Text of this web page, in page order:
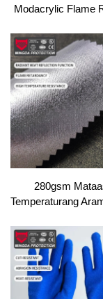
Modacrylic Flame
Ring Spun para sa
PPE Damit
280gsm
Temperaturang
Oxidized Fiber na
na Aluminyo,
Fabric